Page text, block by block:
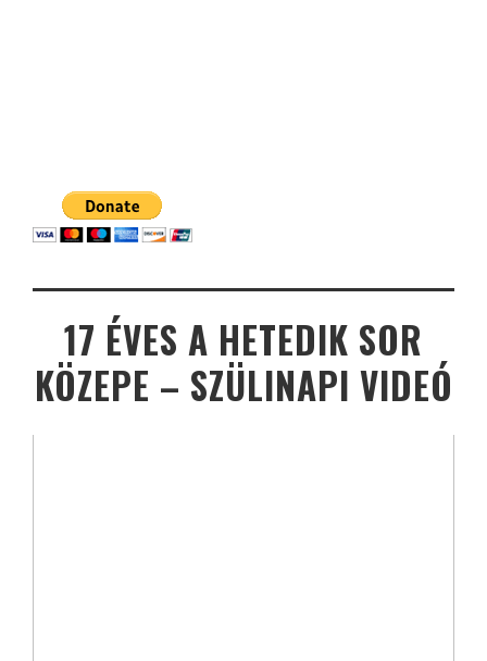
17 ÉVES A HETEDIK SOR
KÖZEPE – SZÜLINAPI VIDEÓ